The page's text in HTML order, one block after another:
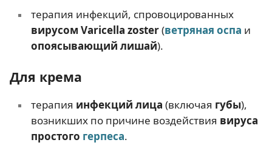
терапия инфекций, спровоцированных
вирусом Varicella zoster(ветряная оспа и
опоясывающий лишай).
Для крема
терапия инфекций лица (включая губы),
возникших по причине воздействия вируса
простого герпеса.